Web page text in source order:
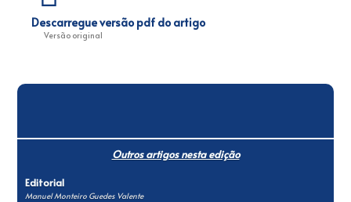
Descarregue versão pdf do artigo
Versão original
Outros artigos nesta edição
Editorial
Manuel Monteiro Guedes Valente